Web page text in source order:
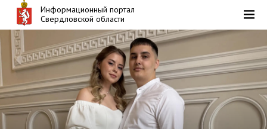
Информационный портал
Свердловской области